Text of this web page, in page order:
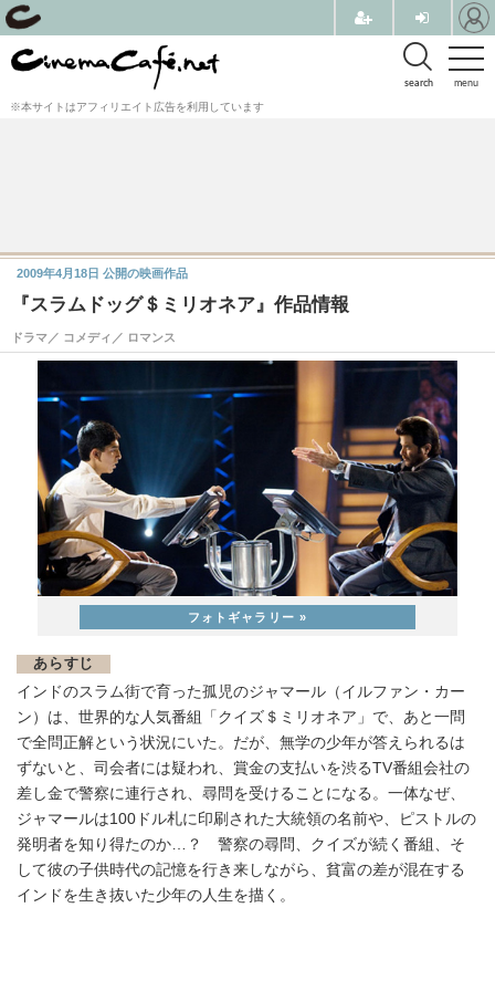
menu
search
※本サイトはアフィリエイト広告を利用しています
『スラムドッグ＄ミリオネア』作品情報
ドラマ／ コメディ／ ロマンス
2009年4月18日 公開の映画作品
あらすじ
インドのスラム街で育った孤児のジャマール（イルファン・カー
ン）は、世界的な人気番組「クイズ＄ミリオネア」で、あと一問
で全問正解という状況にいた。だが、無学の少年が答えられるは
ずないと、司会者には疑われ、賞金の支払いを渋るTV番組会社の
差し金で警察に連行され、尋問を受けることになる。一体なぜ、
ジャマールは100ドル札に印刷された大統領の名前や、ピストルの
発明者を知り得たのか…？ 警察の尋問、クイズが続く番組、そ
して彼の子供時代の記憶を行き来しながら、貧富の差が混在する
インドを生き抜いた少年の人生を描く。